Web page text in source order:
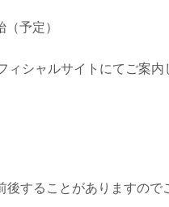
予定）
シャルサイトにてご案内
することがありますので